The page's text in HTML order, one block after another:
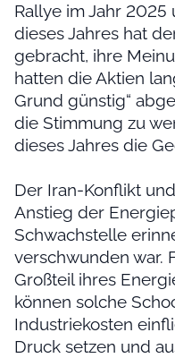
Rallye im Jahr
dieses Jahres hat
gebracht, ihre
hatten die Aktien
Grund günstig“
die Stimmung zu
dieses Jahres die
Der Iran-Konflikt
Anstieg der
Schwachstelle
verschwunden war.
Großteil ihres
können solche
Industriekosten
Druck setzen und